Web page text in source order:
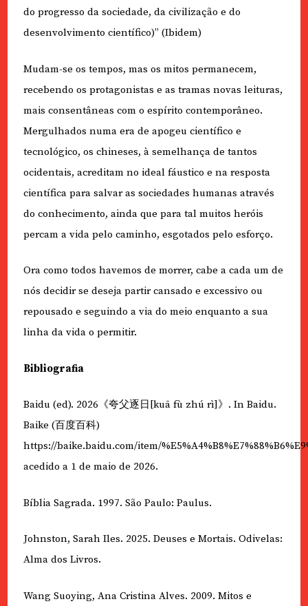
do progresso da sociedade, da civilização e do
desenvolvimento científico)” (Ibidem)
Mudam-se os tempos, mas os mitos permanecem,
recebendo os protagonistas e as tramas novas leituras,
mais consentâneas com o espírito contemporâneo.
Mergulhados numa era de apogeu científico e
tecnológico, os chineses, à semelhança de tantos
ocidentais, acreditam no ideal fáustico e na resposta
científica para salvar as sociedades humanas através
do conhecimento, ainda que para tal muitos heróis
percam a vida pelo caminho, esgotados pelo esforço.
Ora como todos havemos de morrer, cabe a cada um de
nós decidir se deseja partir cansado e excessivo ou
repousado e seguindo a via do meio enquanto a sua
linha da vida o permitir.
Bibliografia
Baidu (ed). 2026《夸父逐日[kuā fù zhú rì]》. In Baidu.
Baike (百度百科)
https://baike.baidu.com/item/
acedido a 1 de maio de 2026.
Bíblia Sagrada. 1997. São Paulo: Paulus.
Johnston, Sarah Iles. 2025. Deuses e Mortais. Odivelas:
Alma dos Livros.
Wang Suoying, Ana Cristina Alves. 2009. Mitos e